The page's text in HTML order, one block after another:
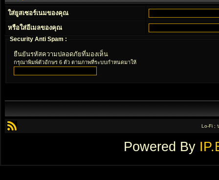
ใส่ยูสเซอร์เนมของคุณ
หรือใส่อีเมลของคุณ
Security Anti Spam :
ยืนยันรหัสความปลอดภัยที่มองเห็น
กรุณาพิมพ์ตัวอักษร 6 ตัว ตามภาพที่ระบบกำหนดมาให้
Lo-Fi ;
Powered By